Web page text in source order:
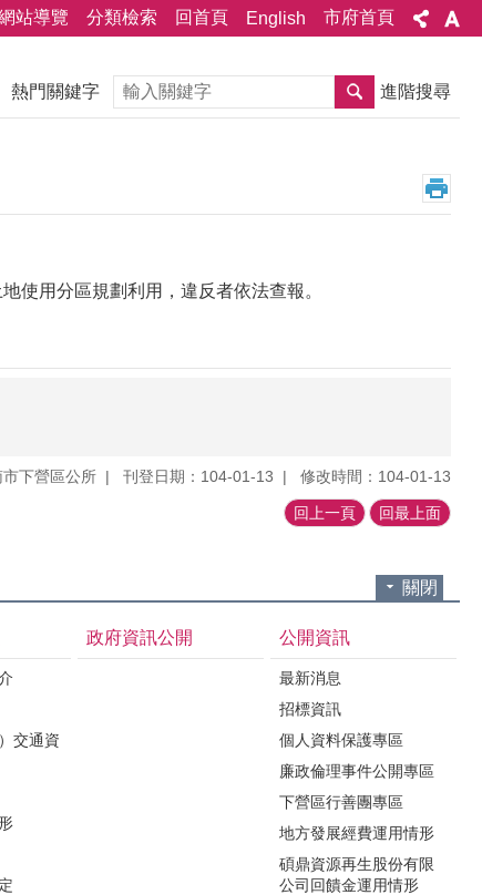
站導覽 分類檢索 回首頁 English 市府首頁
熱門關鍵字 搜尋 進階搜尋
使用分區規劃利用，違反者依法查報。
下營區公所 刊登日期：104-01-13 修改時間：104-01-13
回上一頁 回最上面
關閉
交通資
政府資訊公開 公開資訊
最新消息
招標資訊
個人資料保護專區
廉政倫理事件公開專區
下營區行善團專區
地方發展經費運用情形
碩鼎資源再生股份有限
公司回饋金運用情形